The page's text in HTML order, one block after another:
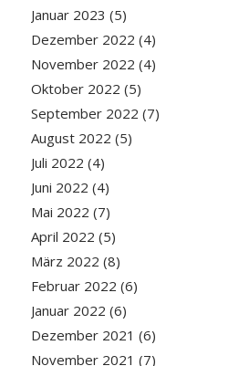
Januar 2023 (5)
Dezember 2022 (4)
November 2022 (4)
Oktober 2022 (5)
September 2022 (7)
August 2022 (5)
Juli 2022 (4)
Juni 2022 (4)
Mai 2022 (7)
April 2022 (5)
März 2022 (8)
Februar 2022 (6)
Januar 2022 (6)
Dezember 2021 (6)
November 2021 (7)